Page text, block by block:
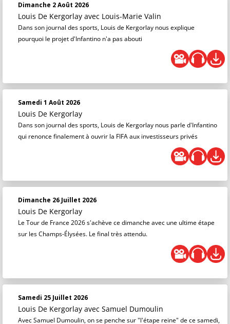
Dimanche 2 Août 2026
Louis De Kergorlay avec Louis-Marie Valin
Dans son journal des sports, Louis de Kergorlay nous explique
pourquoi le projet d'Infantino n'a pas abouti
Samedi 1 Août 2026
Louis De Kergorlay
Dans son journal des sports, Louis de Kergorlay nous parle d'Infantino
qui renonce finalement à ouvrir la FIFA aux investisseurs privés
Dimanche 26 Juillet 2026
Louis De Kergorlay
Le Tour de France 2026 s'achève ce dimanche avec une ultime étape
sur les Champs-Élysées. Le final très attendu.
Samedi 25 Juillet 2026
Louis De Kergorlay avec Samuel Dumoulin
Avec Samuel Dumoulin, on se penche sur "l'étape reine" de ce samedi,